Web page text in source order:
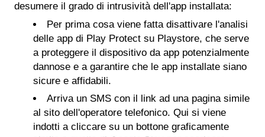
desumere il grado di intrusività dell'app installata:
Per prima cosa viene fatta disattivare l'analisi
delle app di Play Protect su Playstore, che serve
a proteggere il dispositivo da app potenzialmente
dannose e a garantire che le app installate siano
sicure e affidabili.
Arriva un SMS con il link ad una pagina simile
al sito dell'operatore telefonico. Qui si viene
indotti a cliccare su un bottone graficamente